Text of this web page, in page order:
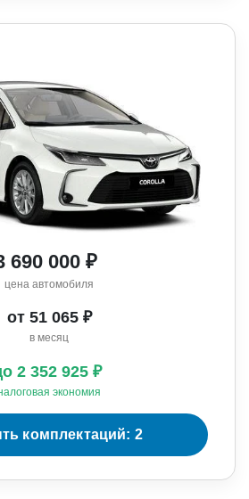
690 000 ₽
цена автомобиля
от 51 065 ₽
в месяц
2 352 925 ₽
экономия
комплектаций: 2